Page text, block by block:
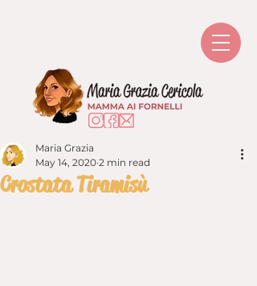
Crostata Tiramisù
Maria Grazia
May 14, 2020 2 min read